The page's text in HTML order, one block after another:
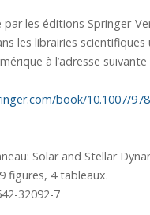
par les éditions Springer-
les librairies scientifiques
à l’adresse suivante
book/10.1007/
Solar and Stellar
figures, 4 tableaux.
32092-7